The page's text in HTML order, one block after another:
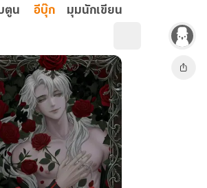
ตูน อีบุ๊ก มุมนักเขียน